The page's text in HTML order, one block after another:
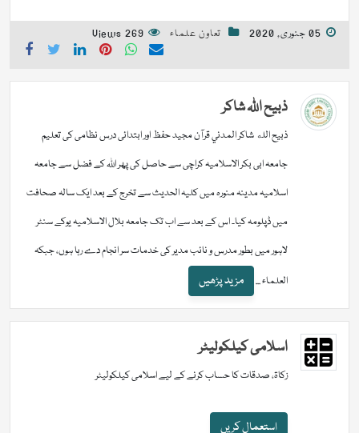
05 جنوری, 2020 تعاون علماء 269 Views
ذبیح اللہ شاکر
ذبيح الله شاكر المدني قرآن مجید حفظ اور ابتدائی درس نظامی کی تعلیم
جامعہ ابی بکر الاسلامیہ کراچی سے حاصل کی پھر اللہ کے فضل سے جامعہ
اسلامیہ مدینہ منورہ میں کلیہ الحدیث سے تخرج کے بعد ایک سالہ صحافت
میں ڈپلومہ کیا۔ اس کے بعد سے اب تک جامعہ بلال الاسلامیہ یوکے سنٹر
لاہور میں بطور مدرس و نائب مدیر کی خدمات سر انجام دے رہا ہوں، جبکہ
العلماء ...
مزید پڑھیں
اسلامی کیلکولیٹر
زکاۃ، صدقات کا حساب کرنے کے لیے اسلامی کیلکولیٹر
استعمال کریں